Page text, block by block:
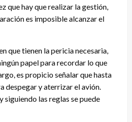
que hay que realizar la gestión,
es imposible alcanzar el
que tienen la pericia necesaria,
papel para recordar lo que
es propicio señalar que hasta
despegar y aterrizar el avión.
siguiendo las reglas se puede